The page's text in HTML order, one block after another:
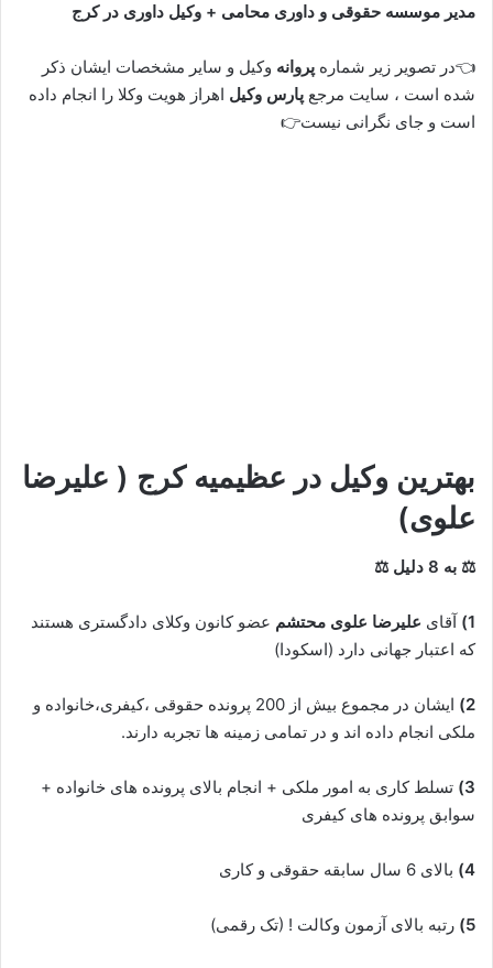
مدیر موسسه حقوقی و داوری محامی + وکیل داوری در کرج
👈در تصویر زیر شماره پروانه وکیل و سایر مشخصات ایشان ذکر
شده است ، سایت مرجع پارس وکیل اهراز هویت وکلا را انجام داده
است و جای نگرانی نیست👉
بهترین وکیل در عظیمیه کرج ( علیرضا
علوی)
⚖ به 8 دلیل ⚖
1) آقای علیرضا علوی محتشم عضو کانون وکلای دادگستری هستند
که اعتبار جهانی دارد (اسکودا)
2)
ایشان در مجموع بیش از 200 پرونده حقوقی ،کیفری،خانواده و
ملکی انجام داده اند و در تمامی زمینه ها تجربه دارند.
3) تسلط کاری به امور ملکی + انجام بالای پرونده های خانواده +
سوابق پرونده های کیفری
4) بالای 6 سال سابقه حقوقی و کاری
5) رتبه بالای آزمون وکالت ! (تک رقمی)